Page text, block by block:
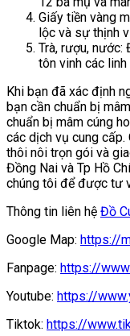
Giấy tiền vàng
lộc và sự thịnh
Trà, rượu, nước:
tôn vinh các linh
Khi bạn đã xác định
bạn cần chuẩn bị
chuẩn bị mâm cúng
các dịch vụ cung
thôi nôi trọn gói và
Đồng Nai và Tp Hồ
chúng tôi để được tư
Thông tin liên hệ Đồ
Google Map: https://
Fanpage: https://
Youtube: https://
Tiktok: https://